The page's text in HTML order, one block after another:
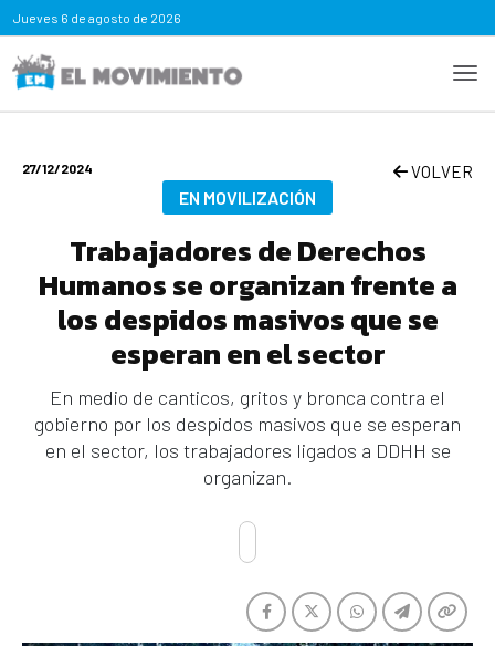
Jueves 6 de agosto de 2026
27/12/2024 VOLVER
EN MOVILIZACIÓN
Trabajadores de Derechos
Humanos se organizan frente a
los despidos masivos que se
esperan en el sector
En medio de canticos, gritos y bronca contra el
gobierno por los despidos masivos que se esperan
en el sector, los trabajadores ligados a DDHH se
organizan.